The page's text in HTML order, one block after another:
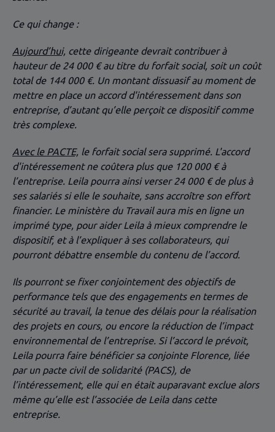
Ce qui change :
Aujourd’hui, cette dirigeante devrait contribuer à
hauteur de 24 000 € au titre du forfait social, soit un coût
total de 144 000 €. Un montant dissuasif au moment de
mettre en place un accord d'intéressement dans son
entreprise, d’autant qu’elle perçoit ce dispositif comme
très complexe.
Avec le PACTE, le forfait social sera supprimé. L'accord
d'intéressement ne coûtera plus que 120 000 € à
l’entreprise. Leila pourra ainsi verser 24 000 € de plus à
ses salariés si elle le souhaite, sans accroître son effort
financier. Le ministère du Travail aura mis en ligne un
imprimé type, pour aider Leila à mieux comprendre le
dispositif, et à l’expliquer à ses collaborateurs, qui
pourront débattre ensemble du contenu de l’accord.
Ils pourront se fixer conjointement des objectifs de
performance tels que des engagements en termes de
sécurité au travail, la tenue des délais pour la réalisation
des projets en cours, ou encore la réduction de l’impact
environnemental de l’entreprise. Si l’accord le prévoit,
Leila pourra faire bénéficier sa conjointe Florence, liée
par un pacte civil de solidarité (PACS), de
l’intéressement, elle qui en était auparavant exclue alors
même qu’elle est l’associée de Leila dans cette
entreprise.